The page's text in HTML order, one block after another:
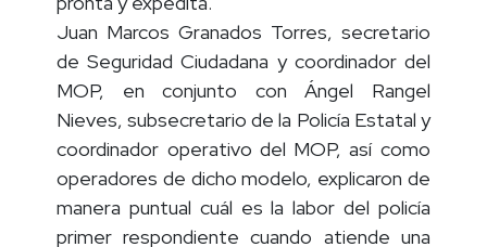
pronta y expedita.
Juan Marcos Granados Torres, secretario
de Seguridad Ciudadana y coordinador del
MOP, en conjunto con Ángel Rangel
Nieves, subsecretario de la Policía Estatal y
coordinador operativo del MOP, así como
operadores de dicho modelo, explicaron de
manera puntual cuál es la labor del policía